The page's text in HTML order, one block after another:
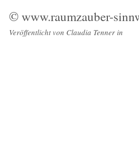
© www.raumzauber-
Veröffentlicht von Claudia Tennerin